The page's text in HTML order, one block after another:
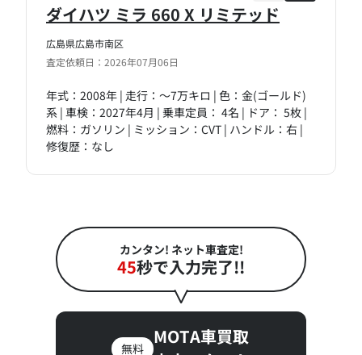
広島県広島市南区
査定依頼日：2026年07月06日
ダイハツ ミラ 660 X リミテッド
年式：2008年 | 走行：～7万キロ | 色：金(ゴールド)
系 | 車検：2027年4月 | 乗車定員： 4名 | ドア： 5枚 |
燃料：ガソリン | ミッション：CVT | ハンドル：右 |
修復歴：なし
カンタン! ネット車査定!
45秒で入力完了!!
無料
MOTA車買取